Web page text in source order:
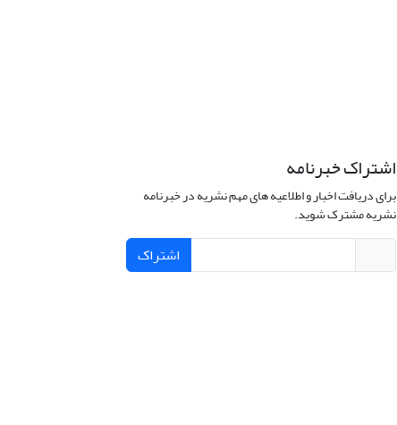
اشتراک خبرنامه
برای دریافت اخبار و اطلاعیه های مهم نشریه در خبرنامه
نشریه مشترک شوید.
اشتراک